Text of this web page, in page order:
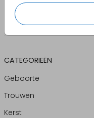
CATEGORIEËN
Geboorte
Trouwen
Kerst